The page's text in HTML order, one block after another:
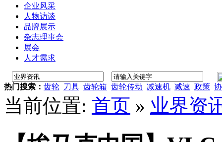
企业风采
人物访谈
品牌展示
杂志理事会
展会
人才需求
热门搜索： 齿轮 刀具 齿轮箱 齿轮传动 减速机 减速 政策
当前位置: 首页 » 业界资